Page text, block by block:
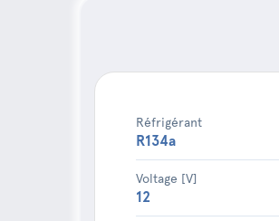
Réfrigérant
R134a
Voltage [V]
12